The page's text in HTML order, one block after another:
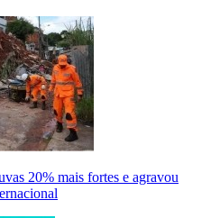
20% mais fortes e agravou